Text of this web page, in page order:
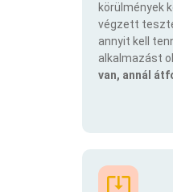
körülmények
végzett
annyit kell
alkalmazást
van, annál